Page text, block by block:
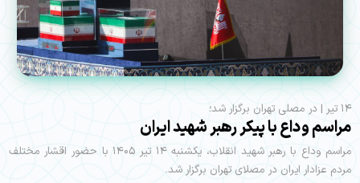
۱۴ تیر | در مصلی تهران برگزار شد؛
مراسم وداع با پیکر رهبر شهید ایران
مراسم وداع با رهبر شهید انقلاب، یکشنبه ۱۴ تیر ۱۴۰۵ با حضور اقشار مختلف
مردم عزادار ایران در مصلای تهران برگزار شد.